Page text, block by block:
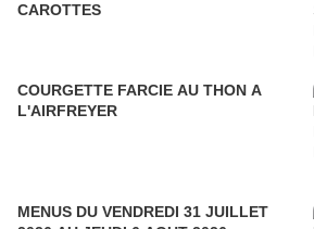
CAROTTES
COURGETTE FARCIE AU THON A
L'AIRFREYER
MENUS DU VENDREDI 31 JUILLET